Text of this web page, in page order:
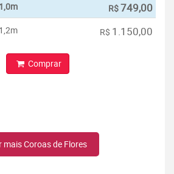
R$749,00
R$ 1.150,00
Comprar
mais Coroas de Flores